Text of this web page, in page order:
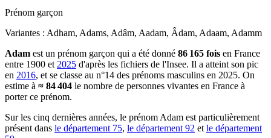
Prénom garçon
Variantes : Adham, Adams, Adâm, Aadam, Âdam, Adaam, Adamm
Adam est un prénom garçon qui a été donné 86 165 fois en France
entre 1900 et 2025 d'après les fichiers de l'Insee. Il a atteint son pic
en 2016, et se classe au n°14 des prénoms masculins en 2025. On
estime à ≈ 84 404 le nombre de personnes vivantes en France à
porter ce prénom.
Sur les cinq dernières années, le prénom Adam est particulièrement
présent dans le département 75, le département 92 et le département